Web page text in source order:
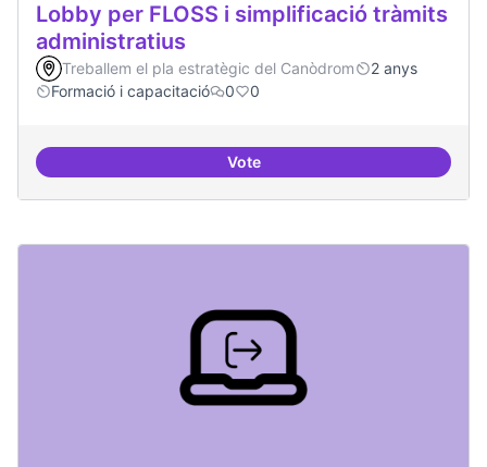
Lobby per FLOSS i simplificació tràmits
administratius
Treballem el pla estratègic del Canòdrom
2 anys
Formació i capacitació
0 0
VoteLobby per FLOSS i